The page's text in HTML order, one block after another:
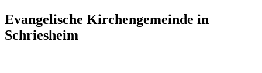
Evangelische Kirchengemeinde in
Schriesheim